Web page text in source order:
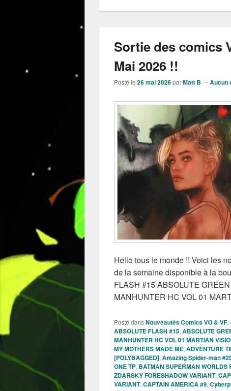
Sortie des comics
Mai 2026 !!
Posté le 26 mai 2026parMatt B —Aucun
Hello tous le monde !! Voici les
de la semaine disponible à la
FLASH #15 ABSOLUTE
MANHUNTER HC VOL 01
Posté dansNouveautés Comics VO & VF,
ABSOLUTE FLASH #15, ABSOLUTE
MANHUNTER HC VOL 01 MARTIAN
MY MOTHERS MADE ME, ADVENTURE
[POLYBAGGED], Amazing Spider-man
ONE TP, BATMAN SUPERMAN WORLDS
ZDARSKY FORESHADOW VARIANT,
VARIANT, CAPTAIN AMERICA #9,